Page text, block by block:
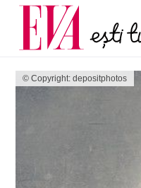
© Copyright: depositphotos
Carieră
Actualitate